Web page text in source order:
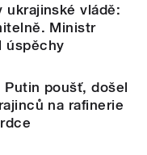
ukrajinské vládě:
Ministr
úspěchy
Putin poušť, došel
na rafinerie